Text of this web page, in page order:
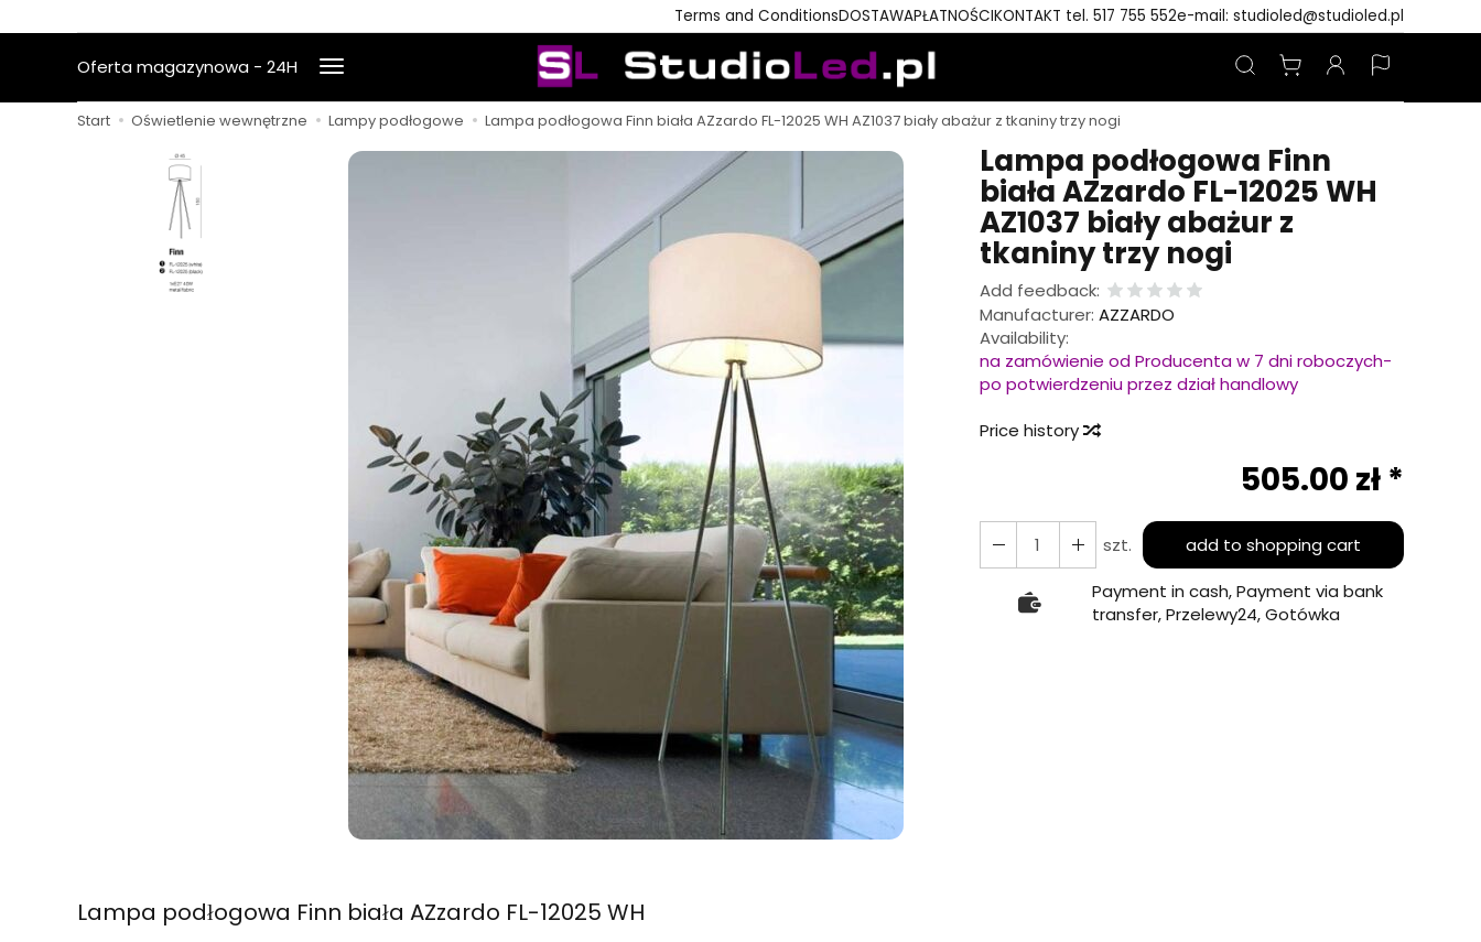
Terms and ConditionsDOSTAWAPŁATNOŚCIKONTAKT tel. 517 755 552e-mail: studioled@studioled.pl
Oferta magazynowa - 24H
Start Oświetlenie wewnętrzne Lampy podłogowe Lampa podłogowa Finn biała AZzardo FL-12025 WH AZ1037 biały abażur z tkaniny trzy nogi
Lampa podłogowa Finn
biała AZzardo FL-12025 WH
AZ1037 biały abażur z
tkaniny trzy nogi
Add feedback:
Manufacturer: AZZARDO
Availability:
na zamówienie od Producenta w 7 dni roboczych-
po potwierdzeniu przez dział handlowy
Price history
505.00 zł *
szt.
add to shopping cart
Payment in cash, Payment via bank
transfer, Przelewy24, Gotówka
Lampa podłogowa Finn biała AZzardo FL-12025 WH